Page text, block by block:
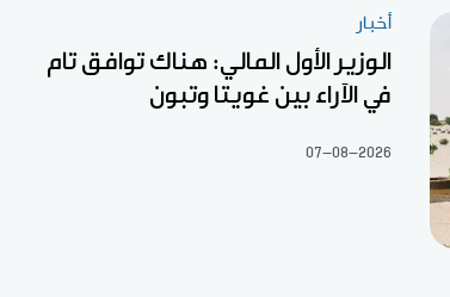
أخبار
الوزير الأول المالي: هناك توافق تام
في الآراء بين غويتا وتبون
07-08-2026